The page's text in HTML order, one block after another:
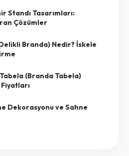
Standı Tasarımları:
Çözümler
Branda) Nedir? İskele
(Branda Tabela)
Dekorasyonu ve Sahne